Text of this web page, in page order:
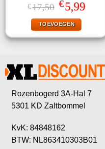
€17,50 Oorspronkelijke
prijs
was:
€17,50.
€5,99Huidige
prijs
TOEVOEGEN
Rozenbogerd 3A-Hal 7
5301 KD Zaltbommel
KvK: 84848162
BTW: NL863410303B01